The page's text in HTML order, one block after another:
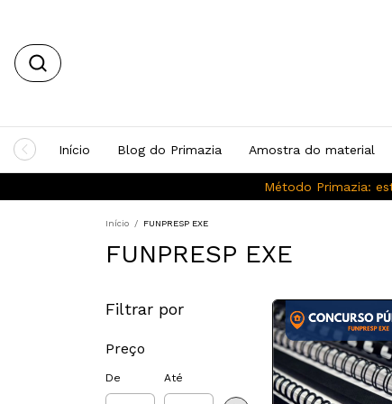
Método Primazia:
Início Blog do Primazia Amostra do material
Início / FUNPRESP EXE
FUNPRESP EXE
Filtrar por
Preço
De Até